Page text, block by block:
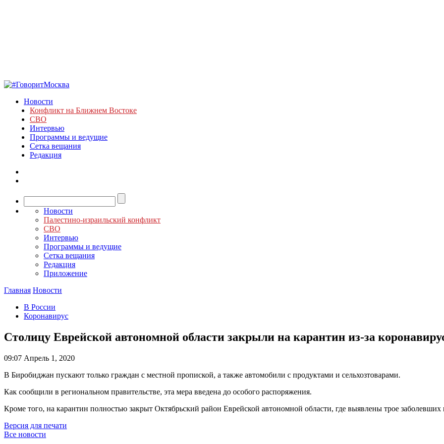
Новости
Конфликт на Ближнем Востоке
СВО
Интервью
Программы и ведущие
Сетка вещания
Редакция
Новости
Палестино-израильский конфликт
СВО
Интервью
Программы и ведущие
Сетка вещания
Редакция
Приложение
Главная Новости
В России
Коронавирус
Столицу Еврейской автономной области закрыли на карантин из-за
09:07 Апрель 1, 2020
В Биробиджан пускают только граждан с местной пропиской, а также автомобили с продуктами и сельхозтоварами.
Как сообщили в региональном правительстве, эта мера введена до особого распоряжения.
Кроме того, на карантин полностью закрыт Октябрьский район Еврейской автономной области, где выявлены трое заболевших
Версия для печати
Все новости